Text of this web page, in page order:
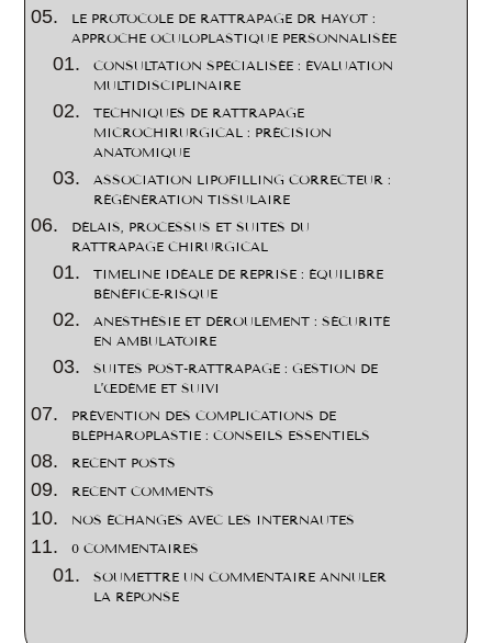
LE PROTOCOLE DE RATTRAPAGE DR HAYOT :
APPROCHE OCULOPLASTIQUE PERSONNALISÉE
CONSULTATION SPÉCIALISÉE : ÉVALUATION
MULTIDISCIPLINAIRE
TECHNIQUES DE RATTRAPAGE
MICROCHIRURGICAL : PRÉCISION
ANATOMIQUE
ASSOCIATION LIPOFILLING CORRECTEUR :
RÉGÉNÉRATION TISSULAIRE
DÉLAIS, PROCESSUS ET SUITES DU
RATTRAPAGE CHIRURGICAL
TIMELINE IDÉALE DE REPRISE : ÉQUILIBRE
BÉNÉFICE-RISQUE
ANESTHÉSIE ET DÉROULEMENT : SÉCURITÉ
EN AMBULATOIRE
SUITES POST-RATTRAPAGE : GESTION DE
L’ŒDÈME ET SUIVI
PRÉVENTION DES COMPLICATIONS DE
BLÉPHAROPLASTIE : CONSEILS ESSENTIELS
RECENT POSTS
RECENT COMMENTS
NOS ÉCHANGES AVEC LES INTERNAUTES
0 COMMENTAIRES
SOUMETTRE UN COMMENTAIRE ANNULER
LA RÉPONSE